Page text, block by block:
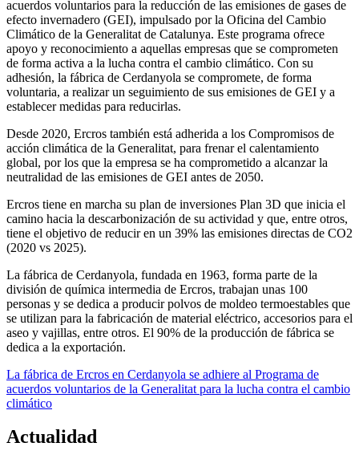
acuerdos voluntarios para la reducción de las emisiones de gases de
efecto invernadero (GEI), impulsado por la Oficina del Cambio
Climático de la Generalitat de Catalunya. Este programa ofrece
apoyo y reconocimiento a aquellas empresas que se comprometen
de forma activa a la lucha contra el cambio climático. Con su
adhesión, la fábrica de Cerdanyola se compromete, de forma
voluntaria, a realizar un seguimiento de sus emisiones de GEI y a
establecer medidas para reducirlas.
Desde 2020, Ercros también está adherida a los Compromisos de
acción climática de la Generalitat, para frenar el calentamiento
global, por los que la empresa se ha comprometido a alcanzar la
neutralidad de las emisiones de GEI antes de 2050.
Ercros tiene en marcha su plan de inversiones Plan 3D que inicia el
camino hacia la descarbonización de su actividad y que, entre otros,
tiene el objetivo de reducir en un 39% las emisiones directas de CO2
(2020 vs 2025).
La fábrica de Cerdanyola, fundada en 1963, forma parte de la
división de química intermedia de Ercros, trabajan unas 100
personas y se dedica a producir polvos de moldeo termoestables que
se utilizan para la fabricación de material eléctrico, accesorios para el
aseo y vajillas, entre otros. El 90% de la producción de fábrica se
dedica a la exportación.
La fábrica de Ercros en Cerdanyola se adhiere al Programa de
acuerdos voluntarios de la Generalitat para la lucha contra el cambio
climático
Actualidad